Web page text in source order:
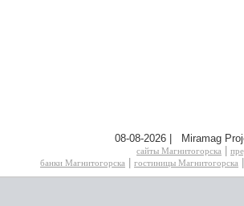
08-08-2026 | Miramag
сайты Магнитогорска
банки Магнитогорска
гостиницы Магнитогорска